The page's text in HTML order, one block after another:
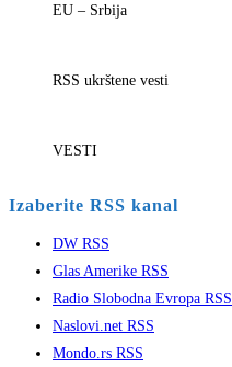
EU – Srbija
RSS ukrštene vesti
VESTI
Izaberite RSS kanal
DW RSS
Glas Amerike RSS
Radio Slobodna Evropa RSS
Naslovi.net RSS
Mondo.rs RSS